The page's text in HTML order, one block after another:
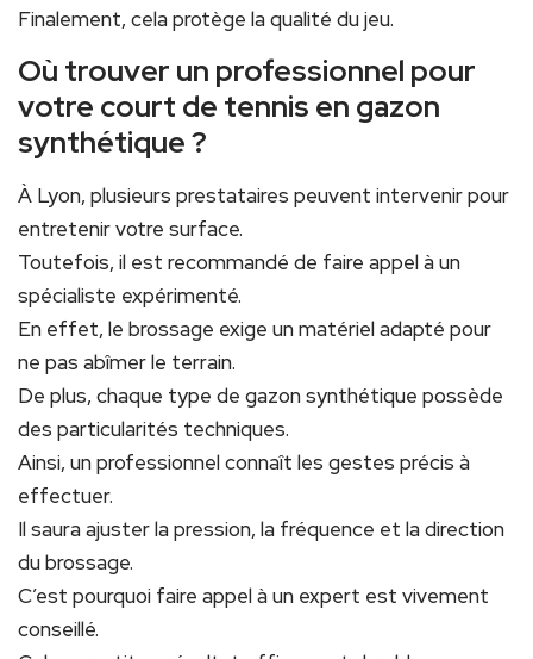
Finalement, cela protège la qualité du jeu.
Où trouver un professionnel pour
votre court de tennis en gazon
synthétique ?
À Lyon, plusieurs prestataires peuvent intervenir pour
entretenir votre surface.
Toutefois, il est recommandé de faire appel à un
spécialiste expérimenté.
En effet, le brossage exige un matériel adapté pour
ne pas abîmer le terrain.
De plus, chaque type de gazon synthétique possède
des particularités techniques.
Ainsi, un professionnel connaît les gestes précis à
effectuer.
Il saura ajuster la pression, la fréquence et la direction
du brossage.
C’est pourquoi faire appel à un expert est vivement
conseillé.